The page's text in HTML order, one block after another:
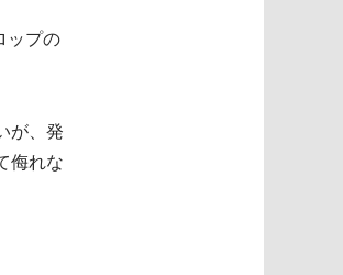
ップの
が、発
侮れな